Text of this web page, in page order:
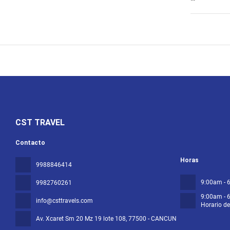
Te sentirás
CST TRAVEL
Contacto
9988846414
9982760261
info@csttravels.com
Av. Xcaret Sm 20 Mz 19 lote 108, 77500 - CANCUN
Horas
9:00am -
9:00am -
Horario